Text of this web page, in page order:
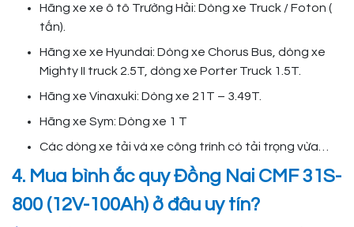
Hãng xe xe ô tô Trường Hải: Dòng xe Truck / Foton (
tấn).
Hãng xe xe Hyundai: Dòng xe Chorus Bus, dòng xe
Mighty II truck 2.5T, dòng xe Porter Truck 1.5T.
Hãng xe Vinaxuki: Dòng xe 21T – 3.49T.
Hãng xe Sym: Dòng xe 1 T
Các dòng xe tải và xe công trình có tải trọng vừa…
4. Mua bình ắc quy Đồng Nai CMF 31S-
800 (12V-100Ah) ở đâu uy tín?